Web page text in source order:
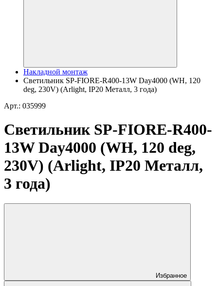
Накладной монтаж
Светильник SP-FIORE-R400-13W Day4000 (WH, 120
deg, 230V) (Arlight, IP20 Металл, 3 года)
Арт.: 035999
Светильник SP-FIORE-R400-
13W Day4000 (WH, 120 deg,
230V) (Arlight, IP20 Металл,
3 года)
Избранное